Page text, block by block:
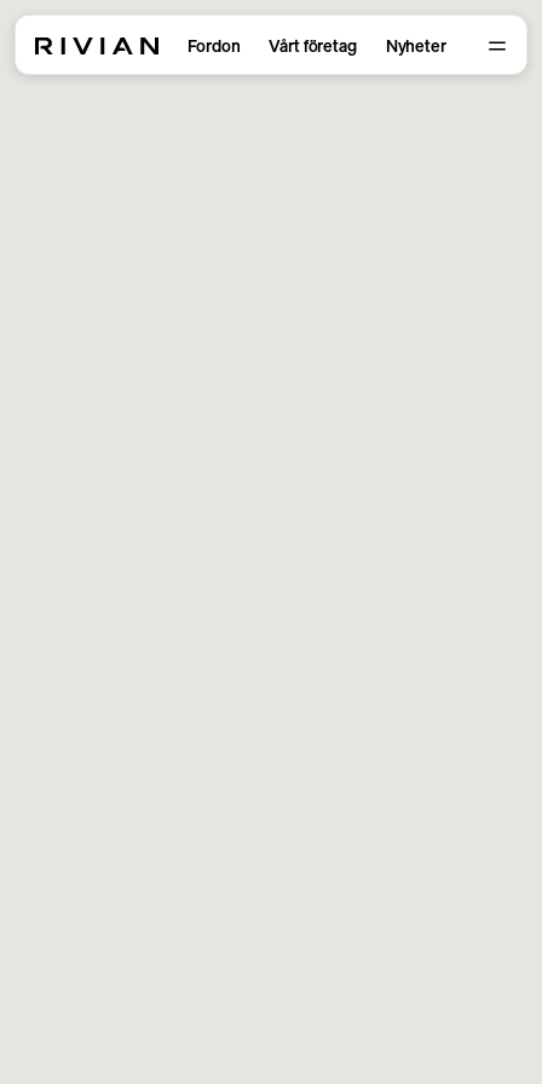
Fordon Vårt företag Nyheter